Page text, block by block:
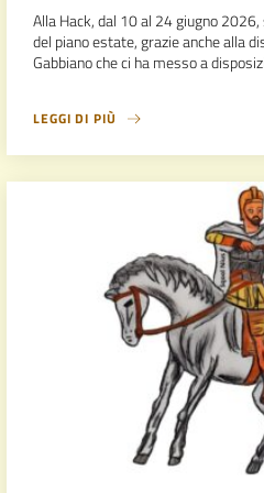
Alla Hack, dal 10 al 24 giugno
del piano estate, grazie anche alla
Gabbiano che ci ha messo a
LEGGI DI PIÙ